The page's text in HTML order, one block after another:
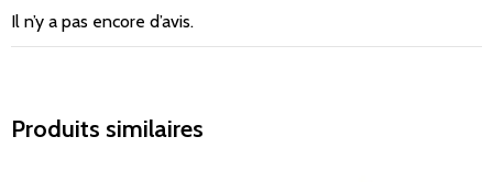
Il n’y a pas encore d’avis.
Produits similaires